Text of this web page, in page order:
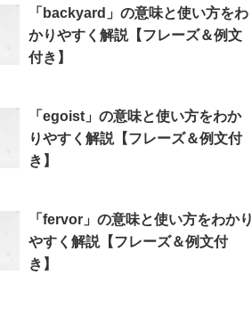
「backyard」の意味と使い方をわ
かりやすく解説【フレーズ＆例文
付き】
「egoist」の意味と使い方をわか
りやすく解説【フレーズ＆例文付
き】
「fervor」の意味と使い方をわかり
やすく解説【フレーズ＆例文付
き】